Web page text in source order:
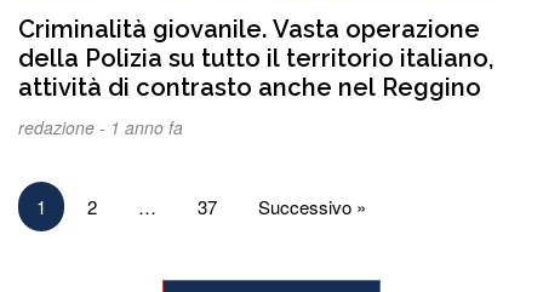
Criminalità giovanile. Vasta operazione
della Polizia su tutto il territorio italiano,
attività di contrasto anche nel Reggino
redazione - 1 anno fa
Paginazione
1 2 … 37 Successivo »